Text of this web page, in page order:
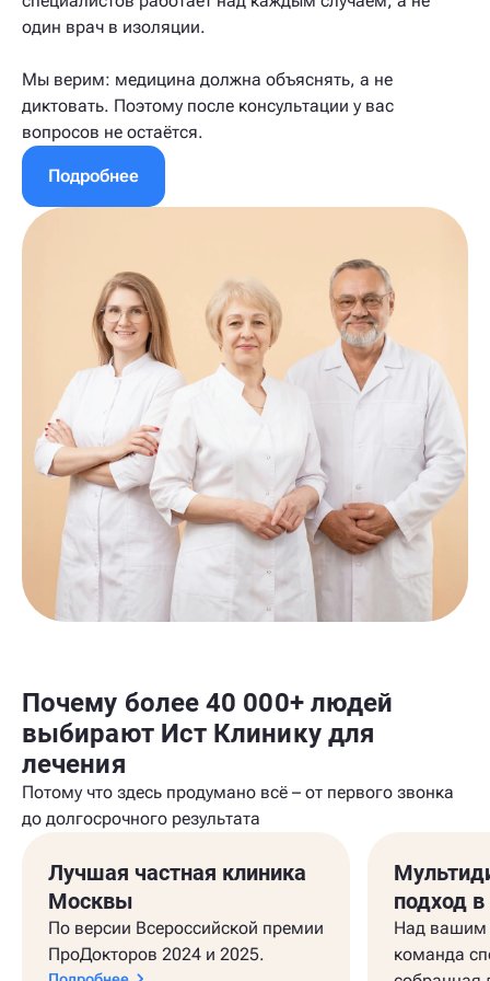
один врач в изоляции.
Мы верим: медицина должна объяснять, а не
диктовать. Поэтому после консультации у вас
вопросов не остаётся.
Подробнее
Почему более 40 000+ людей
выбирают Ист Клинику для
лечения
Потому что здесь продумано всё – от первого звонка
до долгосрочного результата
Лучшая частная клиника
Москвы
По версии Всероссийской премии
ПроДокторов 2024 и 2025.
подход
Над вашим
команда